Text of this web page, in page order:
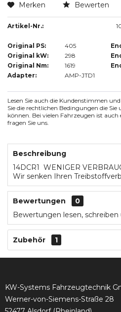
Merken Bewerten
Artikel-Nr.:
Original PS: 405
Original kW:
298
Original Nm:
1619
Adapter:
AMP-JTD1
Lesen Sie auch die Kundenstimmen
Sie die rechtlichen Bedingungen die
können. Bei vielen Fahrzeugen ist
fragen Sie uns.
Beschreibung
14DCR1 WENIGER
Wir senken Ihren
Bewertungen
0
Bewertungen lesen, schreiben
Zubehör 1
KW-Systems Fahrzeugtechnik
Werner-von-Siemens-Straße 28